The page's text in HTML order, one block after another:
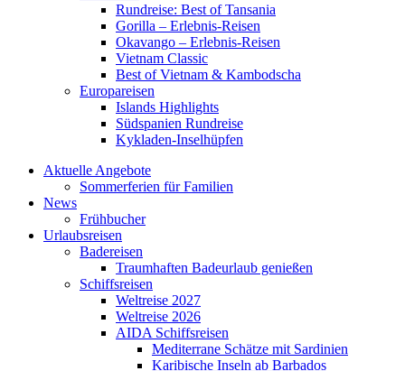
Rundreise: Best of Tansania
Gorilla – Erlebnis-Reisen
Okavango – Erlebnis-Reisen
Vietnam Classic
Best of Vietnam & Kambodscha
Europareisen
Islands Highlights
Südspanien Rundreise
Kykladen-Inselhüpfen
Aktuelle Angebote
Sommerferien für Familien
News
Frühbucher
Urlaubsreisen
Badereisen
Traumhaften Badeurlaub genießen
Schiffsreisen
Weltreise 2027
Weltreise 2026
AIDA Schiffsreisen
Mediterrane Schätze mit Sardinien
Karibische Inseln ab Barbados